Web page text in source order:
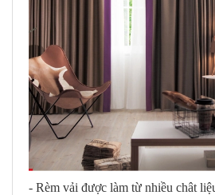
- Rèm vải được làm từ nhiều chât